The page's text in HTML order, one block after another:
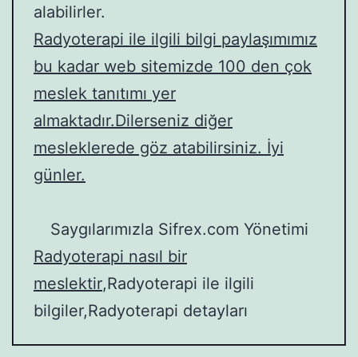
alabilirler.
Radyoterapi ile ilgili bilgi paylaşımımız
bu kadar web sitemizde 100 den çok
meslek tanıtımı yer
almaktadır.Dilerseniz diğer
mesleklerede göz atabilirsiniz. İyi
günler.
Saygılarımızla Sifrex.com Yönetimi
Radyoterapi nasıl bir
meslektir,Radyoterapi ile ilgili
bilgiler,Radyoterapi detayları